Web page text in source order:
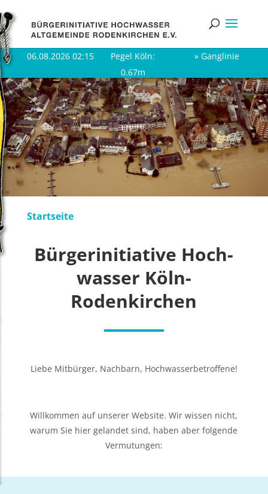
06.08.2026 02:15
Pegel Köln:
0.67m
» Gang­li­nie
Start­sei­te
Bür­ger­initia­ti­ve Hoch­
was­ser Köln-
Rodenkirchen
Lie­be Mit­bür­ger, Nach­barn, Hochwasserbetroffene!
Will­kom­men auf unse­rer Web­site. Wir wis­sen nicht,
war­um Sie hier gelan­det sind, haben aber fol­gen­de
Vermutungen: